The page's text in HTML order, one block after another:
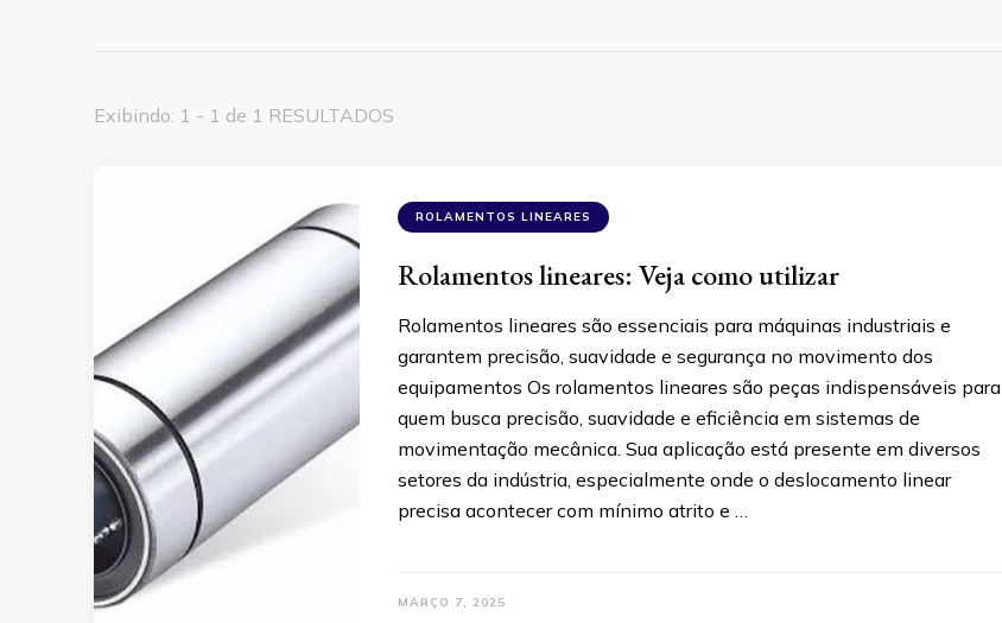
Exibindo: 1 - 1 de 1 RESULTADOS
ROLAMENTOS LINEARES
Rolamentos lineares: Veja como utilizar
Rolamentos lineares são essenciais para máquinas industriais e
garantem precisão, suavidade e segurança no movimento dos
equipamentos Os rolamentos lineares são peças indispensáveis para
quem busca precisão, suavidade e eficiência em sistemas de
movimentação mecânica. Sua aplicação está presente em diversos
setores da indústria, especialmente onde o deslocamento linear
precisa acontecer com mínimo atrito e …
MARÇO 7, 2025